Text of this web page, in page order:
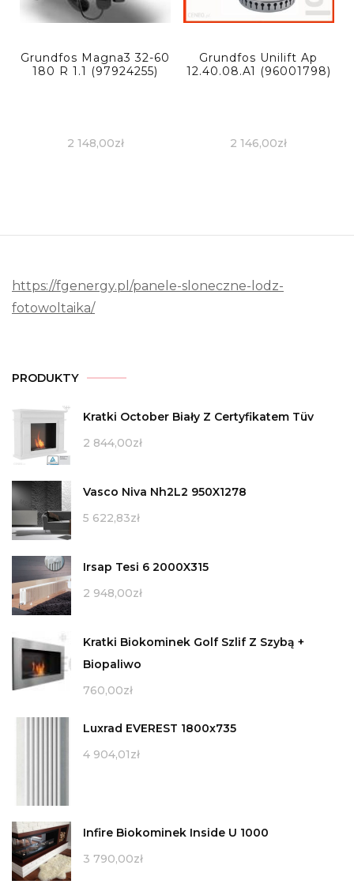
Grundfos Magna3 32-60
180 R 1.1 (97924255)
2 148,00zł
Grundfos Unilift Ap
12.40.08.A1 (96001798)
2 146,00zł
https://fgenergy.pl/panele-sloneczne-lodz-
fotowoltaika/
PRODUKTY
Kratki October Biały Z Certyfikatem Tüv
2 844,00zł
Vasco Niva Nh2L2 950X1278
5 622,83zł
Irsap Tesi 6 2000X315
2 948,00zł
Kratki Biokominek Golf Szlif Z Szybą +
Biopaliwo
760,00zł
Luxrad EVEREST 1800x735
4 904,01zł
Infire Biokominek Inside U 1000
3 790,00zł